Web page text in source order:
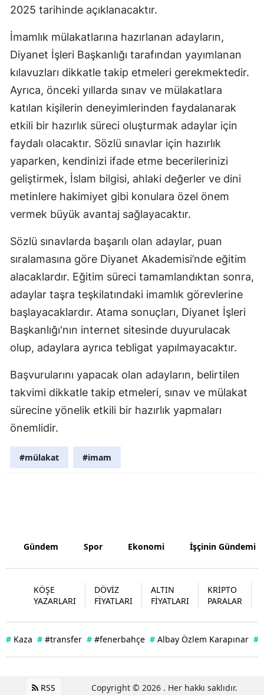
Tokat
Trabzon
Tunceli
Şanlıurfa
Uşak
Van
Bayburt
Karaman
Kırıkkale
Batman
Bartın
Ardahan
Düzce
2025 tarihinde açıklanacaktır.
İmamlık mülakatlarına hazırlanan adayların,
Diyanet İşleri Başkanlığı tarafından yayımlanan
kılavuzları dikkatle takip etmeleri gerekmektedir.
Ayrıca, önceki yıllarda sınav ve mülakatlara
katılan kişilerin deneyimlerinden faydalanarak
etkili bir hazırlık süreci oluşturmak adaylar için
faydalı olacaktır. Sözlü sınavlar için hazırlık
yaparken, kendinizi ifade etme becerilerinizi
geliştirmek, İslam bilgisi, ahlaki değerler ve dini
metinlere hakimiyet gibi konulara özel önem
vermek büyük avantaj sağlayacaktır.
Sözlü sınavlarda başarılı olan adaylar, puan
sıralamasına göre Diyanet Akademisi’nde eğitim
alacaklardır. Eğitim süreci tamamlandıktan sonra,
adaylar taşra teşkilatındaki imamlık görevlerine
başlayacaklardır. Atama sonuçları, Diyanet İşleri
Başkanlığı'nın internet sitesinde duyurulacak
olup, adaylara ayrıca tebligat yapılmayacaktır.
Başvurularını yapacak olan adayların, belirtilen
takvimi dikkatle takip etmeleri, sınav ve mülakat
sürecine yönelik etkili bir hazırlık yapmaları
önemlidir.
#mülakat #imam
Gündem Spor Ekonomi İşçinin Gündemi
KÖŞE
YAZARLARI
DÖVİZ
FİYATLARI
ALTIN
FİYATLARI
KRİPTO
PARALAR
# Kaza # #transfer # #fenerbahçe # Albay Özlem Karapınar #
RSS Copyright © 2026 . Her hakkı saklıdır.